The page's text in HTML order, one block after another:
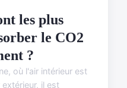
les plus
le CO2
?
où l'air intérieur est
il est